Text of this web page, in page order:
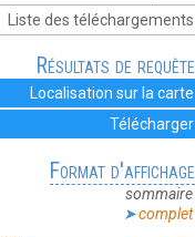
Liste des téléchargements
Résultats de requête
Localisation sur la carte
Télécharger
Format d'affichage
sommaire
complet